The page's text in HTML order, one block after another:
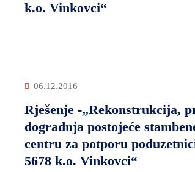
k.o. Vinkovci“
06.12.2016
Rješenje -„Rekonstrukcija,
dogradnja postojeće
centru za potporu
5678 k.o. Vinkovci“